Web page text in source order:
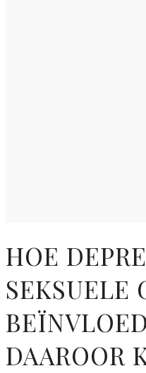
HOE
SEKSUELE
DAAROOR